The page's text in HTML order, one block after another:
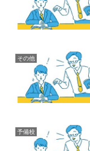
その他
予備校